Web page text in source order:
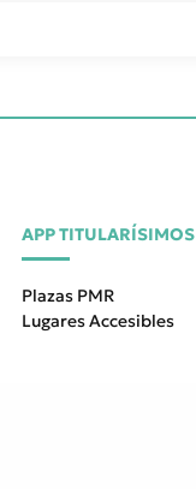
APP TITULARÍSIMOS
Plazas PMR
Lugares Accesibles